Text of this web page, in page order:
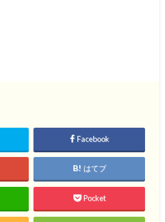
Facebook
はてブ
Pocket